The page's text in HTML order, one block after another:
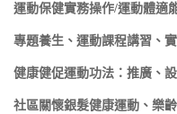
運動保健實務操作/運動體適
專題養生、運動課程講習、
健康健促運動功法：推廣、
社區關懷銀髮健康運動、樂